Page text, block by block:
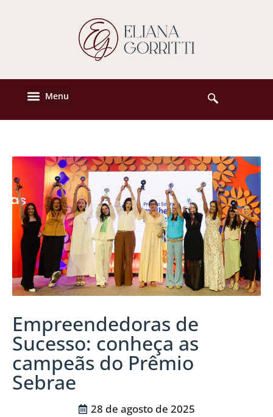
Empreendedoras de
Sucesso: conheça as
campeãs do Prêmio
Sebrae
28 de agosto de 2025